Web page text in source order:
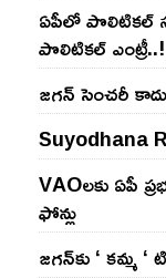
ఏపీలో పొలిటిక‌ల్
పొలిటికల్ ఎంట్రీ..!
జ‌గ‌న్ సెంచ‌రీ
Suyodhana
VAOల‌కు ఏపీ
ఫోన్లు
జ‌గ‌న్‌కు ‘ క‌మ్మ